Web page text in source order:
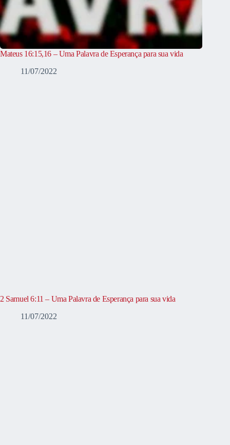
Mateus 16:15,16 – Uma Palavra de Esperança para sua vida
11/07/2022
2 Samuel 6:11 – Uma Palavra de Esperança para sua vida
11/07/2022